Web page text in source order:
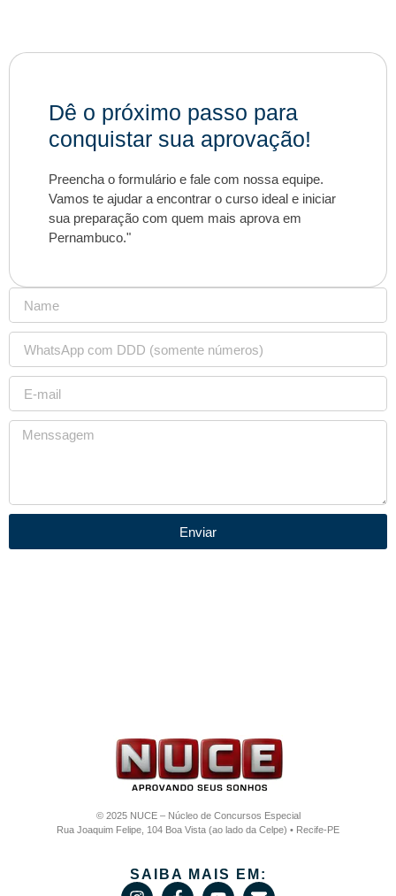
Dê o próximo passo para
conquistar sua aprovação!
Preencha o formulário e fale com nossa equipe.
Vamos te ajudar a encontrar o curso ideal e iniciar
sua preparação com quem mais aprova em
Pernambuco."
Enviar
© 2025 NUCE – Núcleo de Concursos Especial
Rua Joaquim Felipe, 104 Boa Vista (ao lado da Celpe) • Recife-PE
SAIBA MAIS EM: